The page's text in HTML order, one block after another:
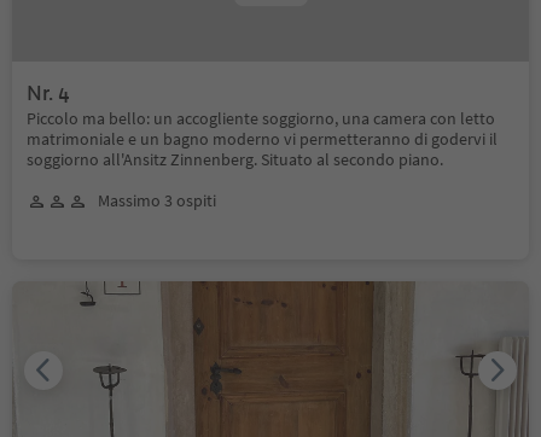
Nr. 4
Piccolo ma bello: un accogliente soggiorno, una camera con letto
matrimoniale e un bagno moderno vi permetteranno di godervi il
soggiorno all'Ansitz Zinnenberg. Situato al secondo piano.
Massimo 3 ospiti